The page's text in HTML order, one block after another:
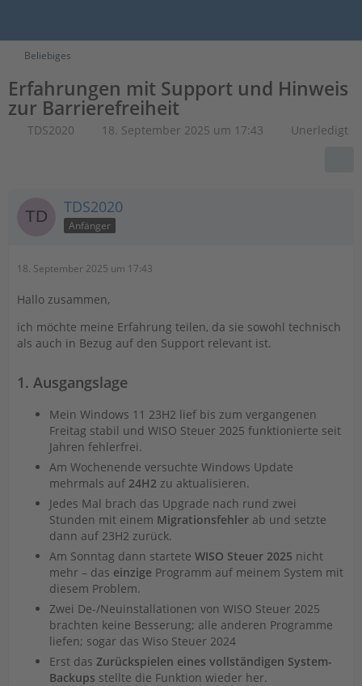
Beliebiges
Erfahrungen mit Support und Hinweis
zur Barrierefreiheit
TDS2020 18. September 2025 um 17:43 Unerledigt
TDS2020
Anfänger
18. September 2025 um 17:43
Hallo zusammen,
ich möchte meine Erfahrung teilen, da sie sowohl technisch
als auch in Bezug auf den Support relevant ist.
1. Ausgangslage
Mein Windows 11 23H2 lief bis zum vergangenen
Freitag stabil und WISO Steuer 2025 funktionierte seit
Jahren fehlerfrei.
Am Wochenende versuchte Windows Update
mehrmals auf 24H2 zu aktualisieren.
Jedes Mal brach das Upgrade nach rund zwei
Stunden mit einem Migrationsfehler ab und setzte
dann auf 23H2 zurück.
Am Sonntag dann startete WISO Steuer 2025 nicht
mehr – das einzige Programm auf meinem System mit
diesem Problem.
Zwei De-/Neuinstallationen von WISO Steuer 2025
brachten keine Besserung; alle anderen Programme
liefen; sogar das Wiso Steuer 2024
Erst das Zurückspielen eines vollständigen System-
Backups stellte die Funktion wieder her.